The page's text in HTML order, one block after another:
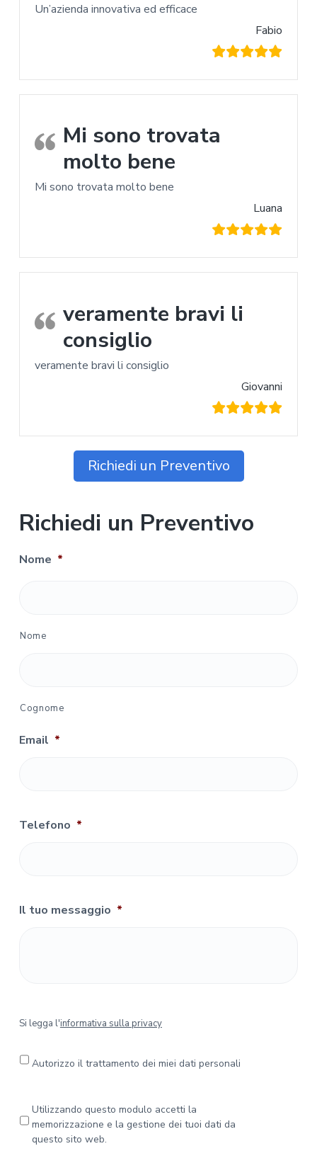
Un’azienda innovativa ed efficace
Fabio
Mi sono trovata
molto bene
Mi sono trovata molto bene
Luana
veramente bravi li
consiglio
veramente bravi li consiglio
Giovanni
Richiedi un Preventivo
Richiedi un Preventivo
Nome *
Nome
Cognome
Email *
Telefono *
Il tuo messaggio *
S
e
l
Si legga l'informativa sulla privacy
Autorizzo il trattamento dei miei dati personali
r
Utilizzando questo modulo accetti la
memorizzazione e la gestione dei tuoi dati da
questo sito web.